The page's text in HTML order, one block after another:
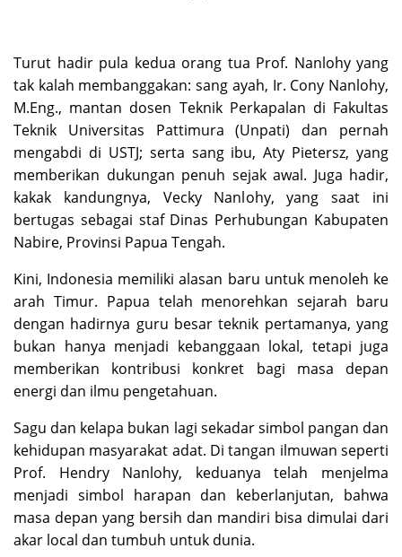
Turut hadir pula kedua orang tua Prof. Nanlohy yang
tak kalah membanggakan: sang ayah, Ir. Cony Nanlohy,
M.Eng., mantan dosen Teknik Perkapalan di Fakultas
Teknik Universitas Pattimura (Unpati) dan pernah
mengabdi di USTJ; serta sang ibu, Aty Pietersz, yang
memberikan dukungan penuh sejak awal. Juga hadir,
kakak kandungnya, Vecky Nanlohy, yang saat ini
bertugas sebagai staf Dinas Perhubungan Kabupaten
Nabire, Provinsi Papua Tengah.
Kini, Indonesia memiliki alasan baru untuk menoleh ke
arah Timur. Papua telah menorehkan sejarah baru
dengan hadirnya guru besar teknik pertamanya, yang
bukan hanya menjadi kebanggaan lokal, tetapi juga
memberikan kontribusi konkret bagi masa depan
energi dan ilmu pengetahuan.
Sagu dan kelapa bukan lagi sekadar simbol pangan dan
kehidupan masyarakat adat. Di tangan ilmuwan seperti
Prof. Hendry Nanlohy, keduanya telah menjelma
menjadi simbol harapan dan keberlanjutan, bahwa
masa depan yang bersih dan mandiri bisa dimulai dari
akar local dan tumbuh untuk dunia.